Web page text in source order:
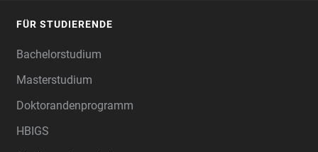
FÜR STUDIERENDE
Bachelorstudium
Masterstudium
Doktorandenprogramm
HBIGS